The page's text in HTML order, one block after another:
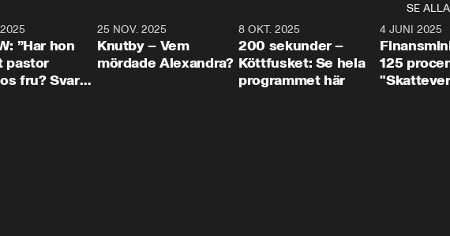
SE ALLA
”Har hon
pastor
fru? Svar
31:05
25 NOV. 2025
Knutby – Vem
mördade Alexandra?
4:29
8 OKT. 2025
200 sekunder –
Köttfusket: Se hela
programmet här
4 JUNI 2025
125